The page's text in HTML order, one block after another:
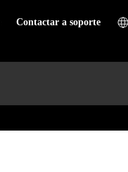
Contactar a soporte